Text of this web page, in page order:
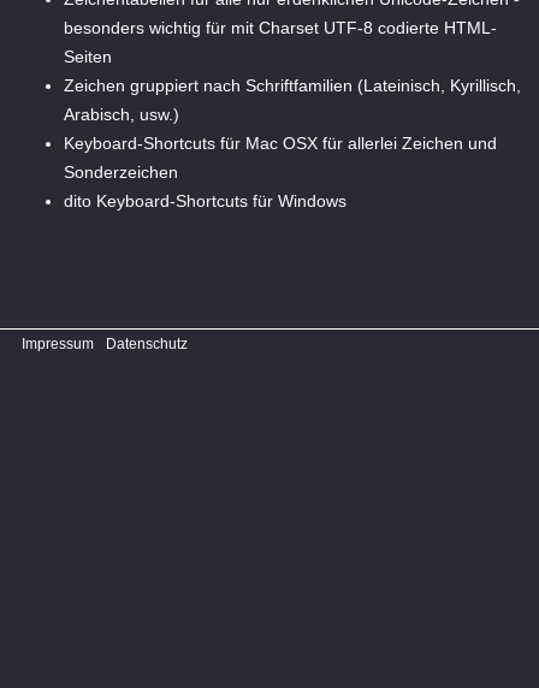
besonders wichtig für mit Charset UTF-8 codierte HTML-
Seiten
Zeichen gruppiert nachSchriftfamilien (Lateinisch, Kyrillisch,
Arabisch, usw.)
Keyboard-Shortcuts für Mac OSX für allerlei Zeichen und
Sonderzeichen
dito Keyboard-Shortcuts für Windows
Impressum Datenschutz